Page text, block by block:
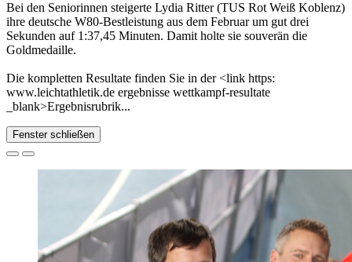
Bei den Seniorinnen steigerte Lydia Ritter (TUS Rot Weiß Koblenz)
ihre deutsche W80-Bestleistung aus dem Februar um gut drei
Sekunden auf 1:37,45 Minuten. Damit holte sie souverän die
Goldmedaille.
Die kompletten Resultate finden Sie in der <link https:
www.leichtathletik.de ergebnisse wettkampf-resultate
_blank>Ergebnisrubrik...
Fenster schließen